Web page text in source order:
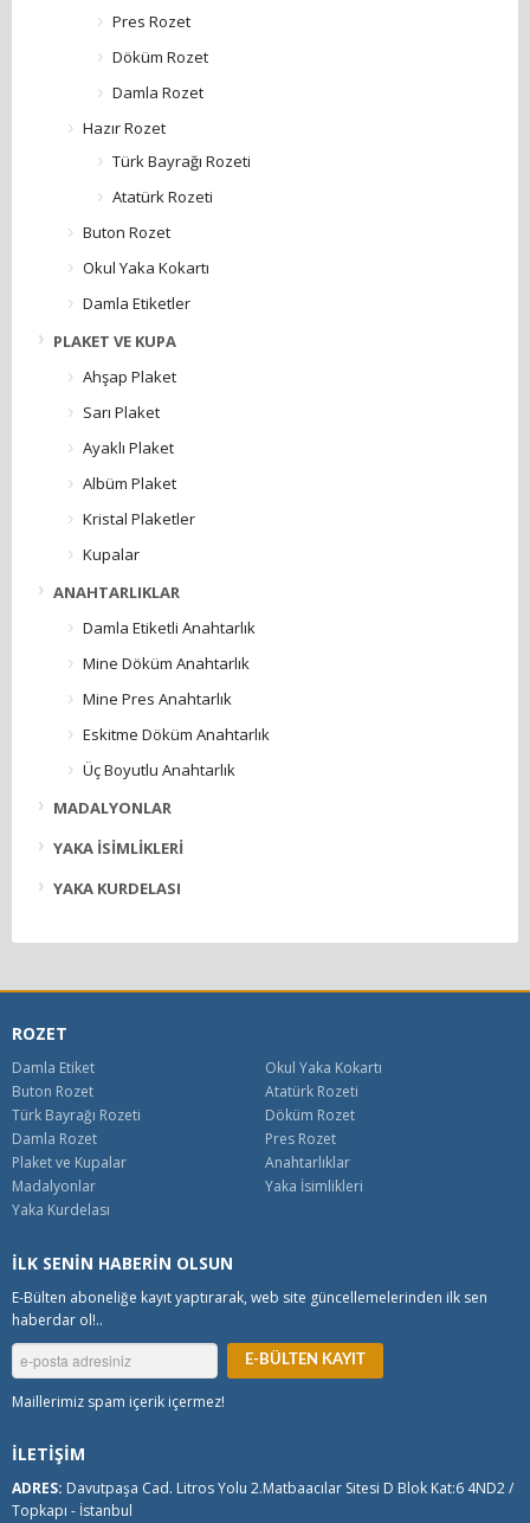
Pres Rozet
Döküm Rozet
Damla Rozet
Hazır Rozet
Türk Bayrağı Rozeti
Atatürk Rozeti
Buton Rozet
Okul Yaka Kokartı
Damla Etiketler
PLAKET VE KUPA
Ahşap Plaket
Sarı Plaket
Ayaklı Plaket
Albüm Plaket
Kristal Plaketler
Kupalar
ANAHTARLIKLAR
Damla Etiketli Anahtarlık
Mine Döküm Anahtarlık
Mine Pres Anahtarlık
Eskitme Döküm Anahtarlık
Üç Boyutlu Anahtarlık
MADALYONLAR
YAKA İSİMLİKLERİ
YAKA KURDELASI
ROZET
Damla Etiket
Okul Yaka Kokartı
Buton Rozet
Atatürk Rozeti
Türk Bayrağı Rozeti
Döküm Rozet
Damla Rozet
Pres Rozet
Plaket ve Kupalar
Anahtarlıklar
Madalyonlar
Yaka İsimlikleri
Yaka Kurdelası
İLK SENİN HABERİN OLSUN
E-Bülten aboneliğe kayıt yaptırarak, web site güncellemelerinden ilk sen
haberdar ol!..
Maillerimiz spam içerik içermez!
İLETİŞİM
ADRES: Davutpaşa Cad. Litros Yolu 2.Matbaacılar Sitesi D Blok Kat:6 4ND2 /
Topkapı - İstanbul